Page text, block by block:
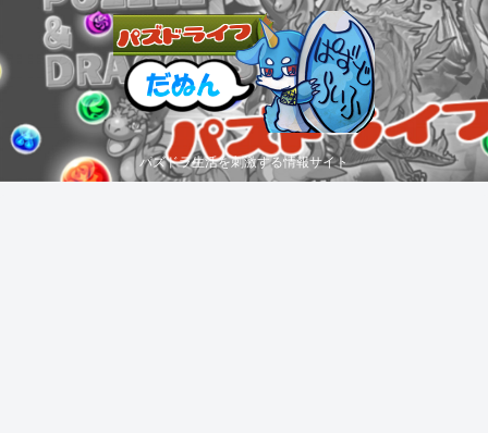
パズドラ生活を刺激する情報サイト